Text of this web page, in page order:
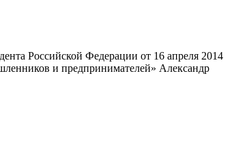
Российской Федерации от 16 апреля 2014
и предпринимателей» Александр